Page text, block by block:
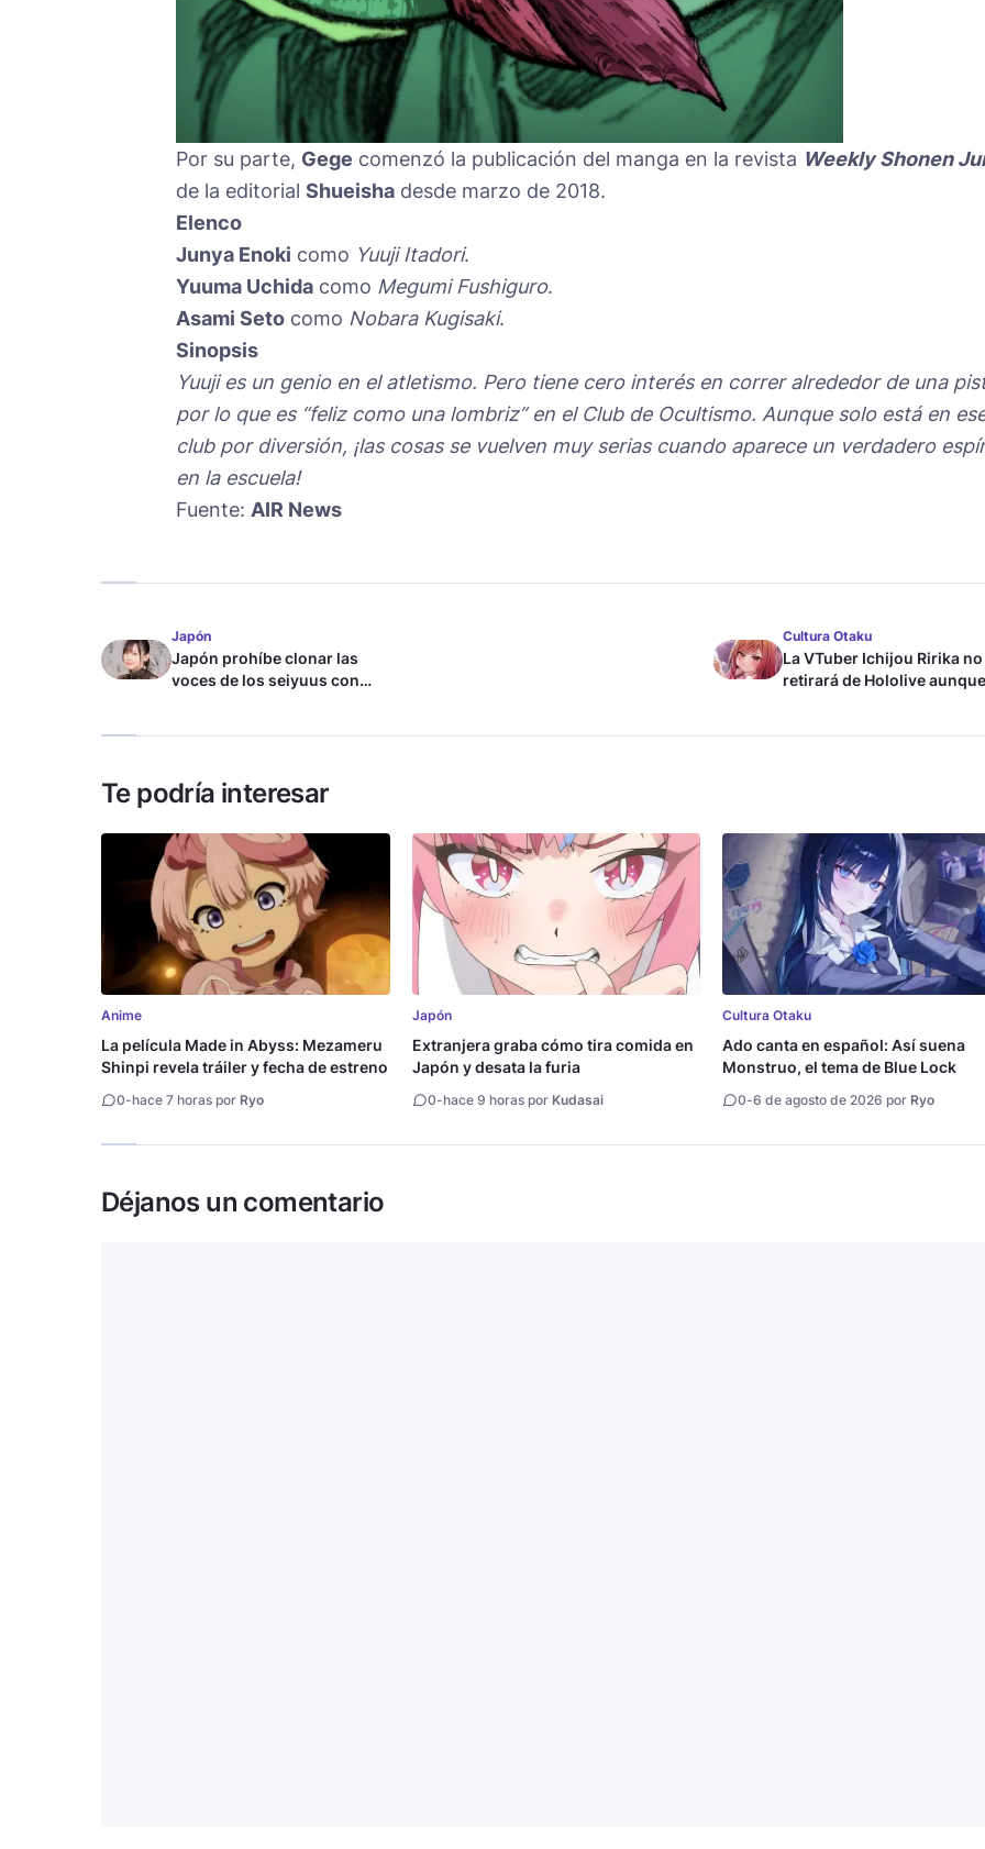
Por su parte, Gege comenzó la publicación del manga en la revista Weekly Shonen
de la editorial Shueisha desde marzo de 2018.
Elenco
Junya Enoki como Yuuji Itadori.
Yuuma Uchida como Megumi Fushiguro.
Asami Seto como Nobara Kugisaki.
Sinopsis
Yuuji es un genio en el atletismo. Pero tiene cero interés en correr alrededor de una
por lo que es “feliz como una lombriz” en el Club de Ocultismo. Aunque solo está en
club por diversión, ¡las cosas se vuelven muy serias cuando aparece un verdadero
en la escuela!
Fuente: AIR News
Japón
Japón prohíbe clonar las
voces de los seiyuus con
Cultura Otaku
La VTuber Ichijou Ririka no
retirará de Hololive
Te podría interesar
Anime
La película Made in Abyss: Mezameru
Shinpi revela tráiler y fecha de estreno
0-hace 7 horas por Ryo
Japón
Extranjera graba cómo tira comida en
Japón y desata la furia
0-hace 9 horas por Kudasai
Cultura Otaku
Ado canta en español: Así suena
Monstruo, el tema de Blue Lock
0-6 de agosto de 2026 por Ryo
Déjanos un comentario